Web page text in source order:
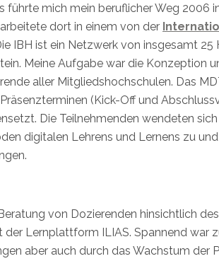
mich mein beruflicher Weg 2006
dort in einem von der
IBH ist ein Netzwerk von insgesamt 25
Meine Aufgabe war die Konzeption
aller Mitgliedshochschulen. Das
(Kick-Off und
Die Teilnehmenden wendeten
digitalen Lehrens und Lernens zu
von Dozierenden hinsichtlich
Lernplattform ILIAS. Spannend war
aber auch durch das Wachstum der